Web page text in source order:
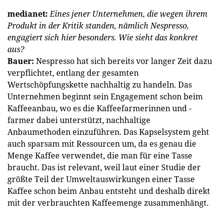
medianet:Eines jener Unternehmen, die wegen ihrem
Produkt in der Kritik standen, nämlich Nespresso,
engagiert sich hier besonders. Wie sieht das konkret
aus?
Bauer: Nespresso hat sich bereits vor langer Zeit dazu
verpflichtet, entlang der gesamten
Wertschöpfungskette nachhaltig zu handeln. Das
Unternehmen beginnt sein Engagement schon beim
Kaffeeanbau, wo es die Kaffeefarmerinnen und -
farmer dabei unterstützt, nachhaltige
Anbaumethoden einzuführen. Das Kapselsystem geht
auch sparsam mit Ressourcen um, da es genau die
Menge Kaffee verwendet, die man für eine Tasse
braucht. Das ist relevant, weil laut einer Studie der
größte Teil der Umweltauswirkungen einer Tasse
Kaffee schon beim Anbau entsteht und deshalb direkt
mit der verbrauchten Kaffeemenge zusammenhängt.